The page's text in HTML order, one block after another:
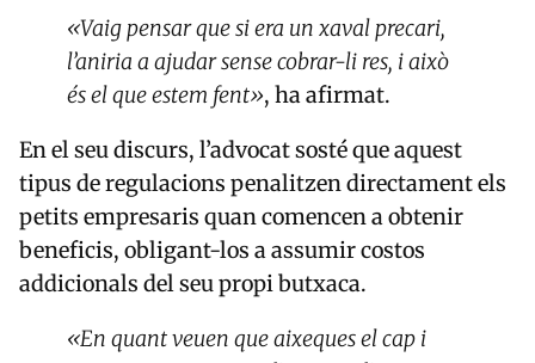
«Vaig pensar que si era un xaval precari,
l’aniria a ajudar sense cobrar-li res, i això
és el que estem fent», ha afirmat.
En el seu discurs, l’advocat sosté que aquest
tipus de regulacions penalitzen directament els
petits empresaris quan comencen a obtenir
beneficis, obligant-los a assumir costos
addicionals del seu propi butxaca.
«En quant veuen que aixeques el cap i